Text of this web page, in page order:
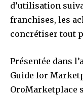
d’utilisation
franchises, les
concrétiser tout
Présentée dans
Guide for
OroMarketplace